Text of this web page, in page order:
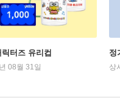
터즈 유리컵
08월 31일
정
상